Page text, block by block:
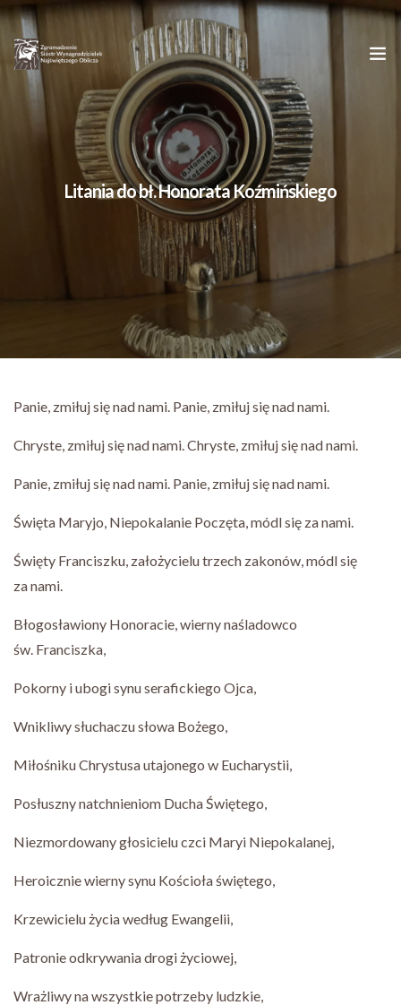
Strona główna
Dzieła
Litania do bł. Honorata Koźmińskiego
Panie, zmiłuj się nad nami. Panie, zmiłuj się nad nami.
Chryste, zmiłuj się nad nami. Chryste, zmiłuj się nad nami.
Panie, zmiłuj się nad nami. Panie, zmiłuj się nad nami.
Święta Maryjo, Niepokalanie Poczęta, módl się za nami.
Święty Franciszku, założycielu trzech zakonów, módl się
za nami.
Błogosławiony Honoracie, wierny naśladowco
św. Franciszka,
Pokorny i ubogi synu serafickiego Ojca,
Wnikliwy słuchaczu słowa Bożego,
Miłośniku Chrystusa utajonego w Eucharystii,
Posłuszny natchnieniom Ducha Świętego,
Niezmordowany głosicielu czci Maryi Niepokalanej,
Heroicznie wierny synu Kościoła świętego,
Krzewicielu życia według Ewangelii,
Patronie odkrywania drogi życiowej,
Wrażliwy na wszystkie potrzeby ludzkie,